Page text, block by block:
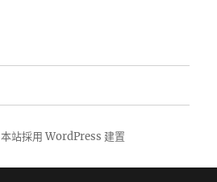
本站採用 WordPress 建置